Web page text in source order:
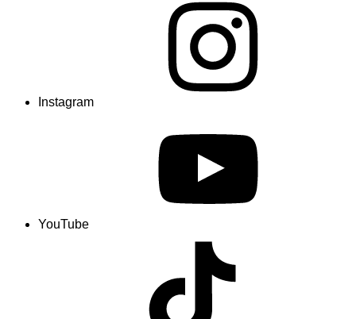
Instagram
YouTube